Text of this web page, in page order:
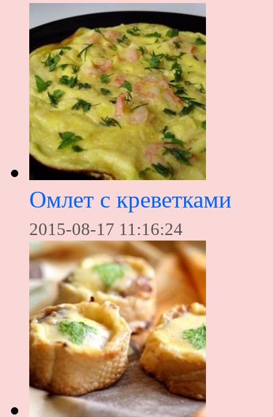
Омлет с креветками
2015-08-17 11:16:24